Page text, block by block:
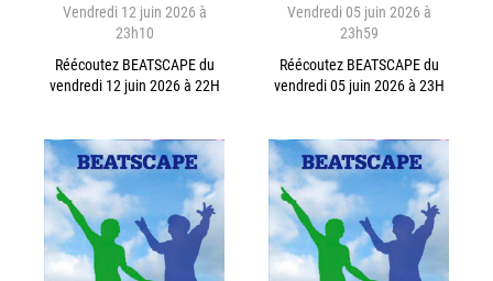
Vendredi 12 juin 2026 à
23h10
Réécoutez BEATSCAPE du
vendredi 12 juin 2026 à 22H
Vendredi 05 juin 2026 à
23h59
Réécoutez BEATSCAPE du
vendredi 05 juin 2026 à 23H